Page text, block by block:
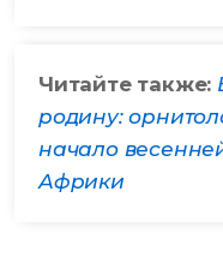
Читайте также:
родину:
начало
Африки